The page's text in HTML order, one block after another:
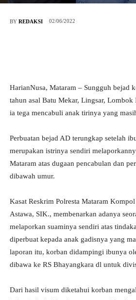
BY REDAKSI 02/06/2022
HarianNusa, Mataram – Sungguh bejad
tahun asal Batu Mekar, Lingsar, Lombok
ia tega mencabuli anak tirinya yang
Perbuatan bejad AD terungkap setelah
merupakan istrinya sendiri
Mataram atas dugaan pencabulan dan
dibawah umur.
Kasat Reskrim Polresta Mataram
Astawa, SIK., membenarkan adanya
melaporkan suaminya sendiri atas
diperbuat kepada anak gadisnya yang
laporan itu, korban didampingi ibunya
dibawa ke RS Bhayangkara dl untuk
Dari hasil visum diketahui korban